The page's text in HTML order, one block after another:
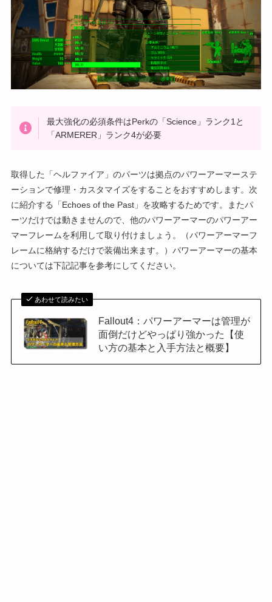
最大強化の必須条件はPerkの「Science」ランク1と
「ARMERER」ランク4が必要
取得した「ヘルファイア」のパーツは拠点のパワーアーマーステ
ーションで修理・カスタマイズをすることをおすすめします。次
に紹介する「Echoes of the Past」を攻略するためです。またパ
ーツだけでは動きませんので、他のパワーアーマーのパワーアー
マーフレームを利用して取り付けましょう。（パワーアーマーフ
レームに格納するだけで装備出来ます。）パワーアーマーの基本
については下記記事を参考にしてください。
あわせて読みたい
Fallout4：パワーアーマーは管理が
面倒だけどやっぱり強かった【使
い方の基本と入手方法と概要】